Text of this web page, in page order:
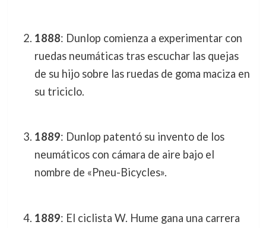
1888: Dunlop comienza a experimentar con
ruedas neumáticas tras escuchar las quejas
de su hijo sobre las ruedas de goma maciza en
su triciclo.
1889: Dunlop patentó su invento de los
neumáticos con cámara de aire bajo el
nombre de «Pneu-Bicycles».
1889: El ciclista W. Hume gana una carrera